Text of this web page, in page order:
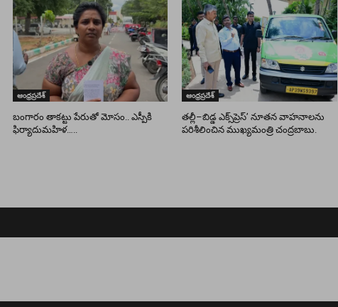
ఆంధ్రప్రదేశ్
బంగారం తాకట్టు పేరుతో మోసం.. ఎస్పీకి
ఫిర్యాదుమహిళ…..
ఆంధ్రప్రదేశ్
తల్లీ–బిడ్డ ఎక్స్‌ప్రెస్’ నూతన వాహనాలను
పరిశీలించిన ముఖ్యమంత్రి చంద్రబాబు.